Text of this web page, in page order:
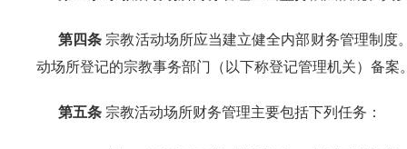
第四条 宗教活动场所应当建立健全内部财务管理制
动场所登记的宗教事务部门（以下称登记管理机关）备案
第五条 宗教活动场所财务管理主要包括下列任务：